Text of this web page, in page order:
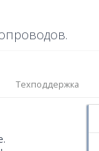
Техподдержка